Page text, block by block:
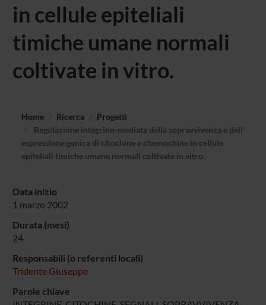
in cellule epiteliali
timiche umane normali
coltivate in vitro.
Home Ricerca
Progetti
Regolazione integrino-mediata della sopravvivenza e dell'
espressione genica di citochine e chemochine in cellule
epiteliali timiche umane normali coltivate in vitro.
Data inizio
1 marzo 2002
Durata (mesi)
24
Responsabili (o referenti locali)
Tridente Giuseppe
Parole chiave